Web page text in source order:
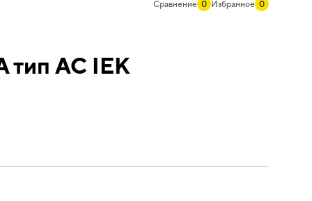
Сравнение 0 Избранное 0
тип AC IEK